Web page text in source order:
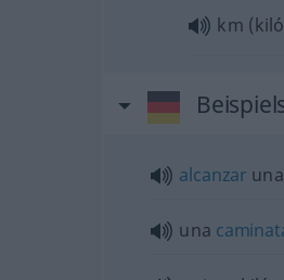
km
alcanzar una
una